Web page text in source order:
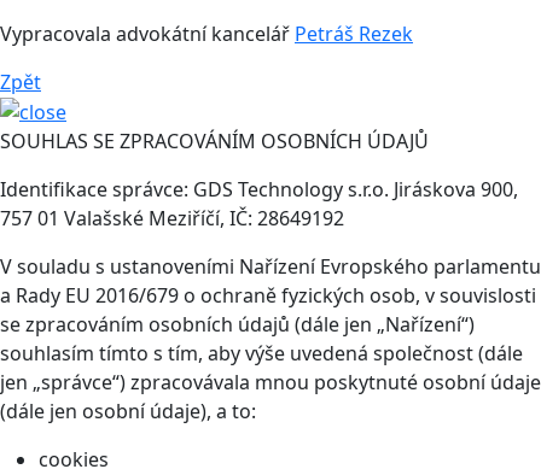
Vypracovala advokátní kancelář Petráš Rezek
Zpět
SOUHLAS SE ZPRACOVÁNÍM OSOBNÍCH ÚDAJŮ
Identifikace správce: GDS Technology s.r.o. Jiráskova 900,
757 01 Valašské Meziříčí, IČ: 28649192
V souladu s ustanoveními Nařízení Evropského parlamentu
a Rady EU 2016/679 o ochraně fyzických osob, v souvislosti
se zpracováním osobních údajů (dále jen „Nařízení“)
souhlasím tímto s tím, aby výše uvedená společnost (dále
jen „správce“) zpracovávala mnou poskytnuté osobní údaje
(dále jen osobní údaje), a to:
cookies